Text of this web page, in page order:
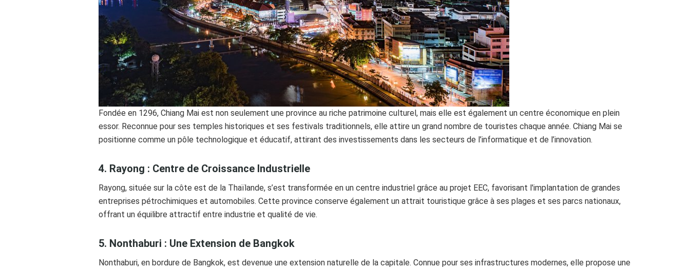
Fondée en 1296, Chiang Mai est non seulement une province au riche patrimoine culturel, mais elle est également un centre économique en plein
essor. Reconnue pour ses temples historiques et ses festivals traditionnels, elle attire un grand nombre de touristes chaque année. Chiang Mai se
positionne comme un pôle technologique et éducatif, attirant des investissements dans les secteurs de l’informatique et de l’innovation.
4. Rayong : Centre de Croissance Industrielle
Rayong, située sur la côte est de la Thaïlande, s’est transformée en un centre industriel grâce au projet EEC, favorisant l'implantation de grandes
entreprises pétrochimiques et automobiles. Cette province conserve également un attrait touristique grâce à ses plages et ses parcs nationaux,
offrant un équilibre attractif entre industrie et qualité de vie.
5. Nonthaburi : Une Extension de Bangkok
Nonthaburi, en bordure de Bangkok, est devenue une extension naturelle de la capitale. Connue pour ses infrastructures modernes, elle propose une